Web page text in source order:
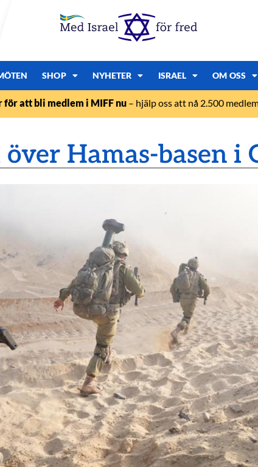
SHOP NYHETER ISRAEL OM OSS
för att bli medlem i MIFF nu– hjälp oss att nå 2.500
Hamas-basen i